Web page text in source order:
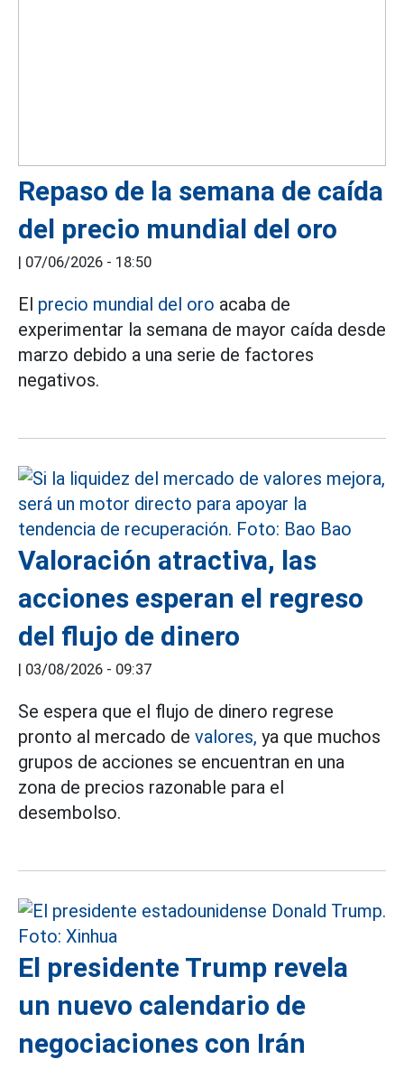
Repaso de la semana de caída
del precio mundial del oro
07/06/2026 - 18:50
El precio mundial del oro acaba de
experimentar la semana de mayor caída desde
marzo debido a una serie de factores
negativos.
Valoración atractiva, las
acciones esperan el regreso
del flujo de dinero
03/08/2026 - 09:37
Se espera que el flujo de dinero regrese
pronto al mercado de valores, ya que muchos
grupos de acciones se encuentran en una
zona de precios razonable para el
desembolso.
El presidente Trump revela
un nuevo calendario de
negociaciones con Irán